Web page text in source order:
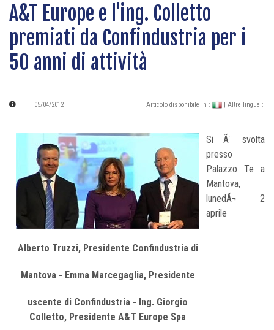
A&T Europe e l'ing. Colletto
premiati da Confindustria per i
50 anni di attività
05/04/2012 Articolo disponibile in : | Altre lingue :
Alberto Truzzi, Presidente Confindustria di
Mantova - Emma Marcegaglia, Presidente
uscente di Confindustria - Ing. Giorgio
Colletto, Presidente A&T Europe Spa
Si Ã¨ svolta
presso
Palazzo Te a
Mantova,
lunedÃ¬ 2
aprile